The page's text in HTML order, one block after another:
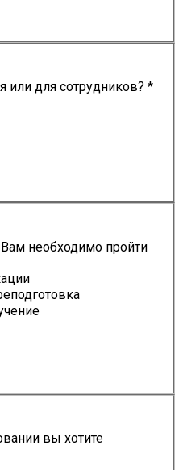
или для сотрудников? *
необходимо пройти
вы хотите